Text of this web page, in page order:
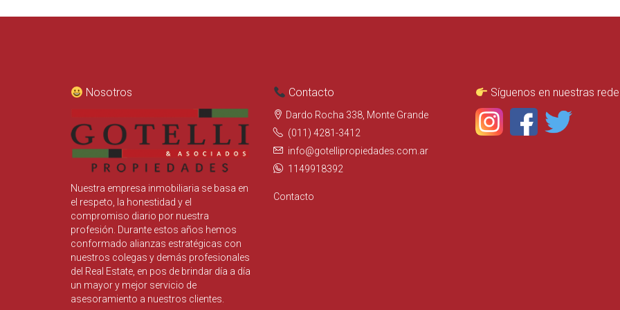
Nosotros
Nuestra empresa inmobiliaria se basa en
el respeto, la honestidad y el
compromiso diario por nuestra
profesión. Durante estos años hemos
conformado alianzas estratégicas con
nuestros colegas y demás profesionales
del Real Estate, en pos de brindar día a día
un mayor y mejor servicio de
asesoramiento a nuestros clientes.
Contacto
Dardo Rocha 338, Monte Grande
(011) 4281-3412
info@gotellipropiedades.com.ar
1149918392
Contacto
Síguenos en nuestras